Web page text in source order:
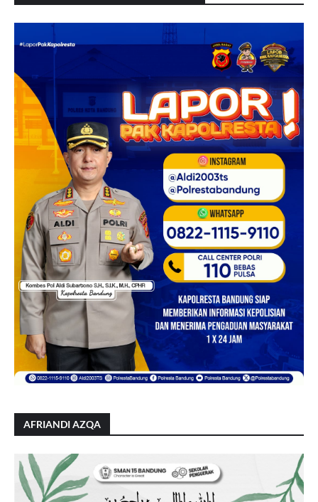
AFRIANDI AZQA